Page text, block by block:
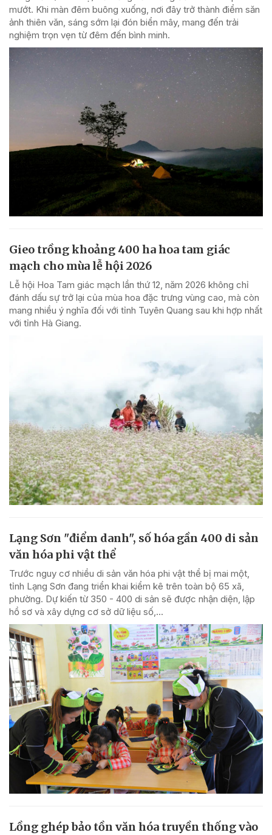
mướt. Khi màn đêm buông xuống, nơi đây trở thành điểm săn
ảnh thiên văn, sáng sớm lại đón biển mây, mang đến trải
nghiệm trọn vẹn từ đêm đến bình minh.
Gieo trồng khoảng 400 ha hoa tam giác
mạch cho mùa lễ hội 2026
Lễ hội Hoa Tam giác mạch lần thứ 12, năm 2026 không chỉ
đánh dấu sự trở lại của mùa hoa đặc trưng vùng cao, mà còn
mang nhiều ý nghĩa đối với tỉnh Tuyên Quang sau khi hợp nhất
với tỉnh Hà Giang.
Lạng Sơn "điểm danh", số hóa gần 400 di sản
văn hóa phi vật thể
Trước nguy cơ nhiều di sản văn hóa phi vật thể bị mai một,
tỉnh Lạng Sơn đang triển khai kiểm kê trên toàn bộ 65 xã,
phường. Dự kiến từ 350 - 400 di sản sẽ được nhận diện, lập
hồ sơ và xây dựng cơ sở dữ liệu số,...
Lồng ghép bảo tồn văn hóa truyền thống vào